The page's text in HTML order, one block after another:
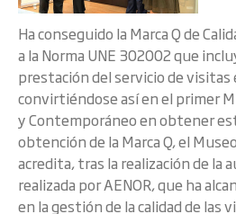
Ha conseguido la Marca Q de
a la Norma UNE 302002 que
prestación del servicio de visitas
convirtiéndose así en el primer
y Contemporáneo en obtener
obtención de la Marca Q, el
acredita, tras la realización de
realizada por AENOR, que ha
en la gestión de la calidad de las